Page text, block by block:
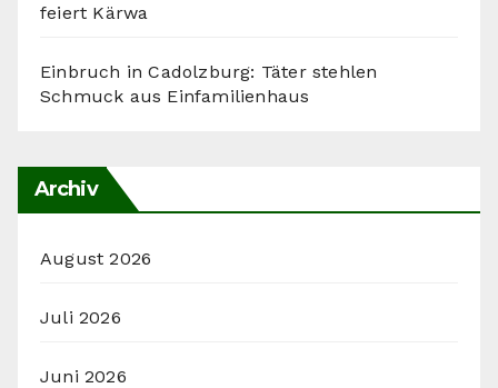
feiert Kärwa
Einbruch in Cadolzburg: Täter stehlen
Schmuck aus Einfamilienhaus
Archiv
August 2026
Juli 2026
Juni 2026